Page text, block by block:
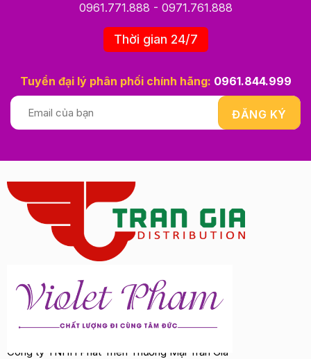
0961.771.888 - 0971.761.888
Thời gian 24/7
Tuyển đại lý phân phối chính hãng: 0961.844.999
Công ty TNHH Phát Triển Thương Mại Trần Gia